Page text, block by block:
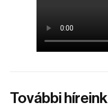
További híreink